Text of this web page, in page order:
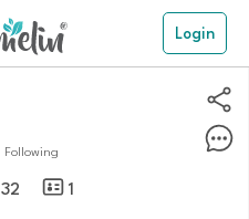
Login
Following
32
1